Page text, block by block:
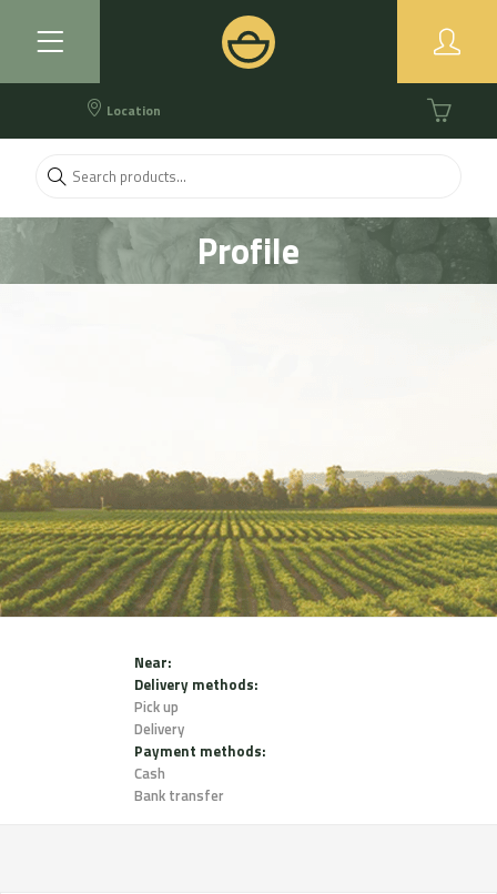
Location
Profile
Near:
Delivery methods:
Pick up
Delivery
Payment methods:
Cash
Bank transfer